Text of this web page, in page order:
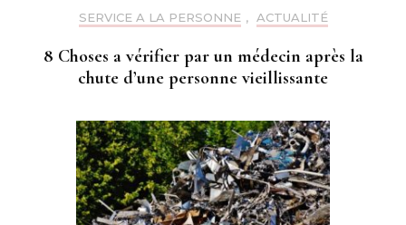
SERVICE A LA PERSONNE , ACTUALITÉ
8 Choses a vérifier par un médecin après la
chute d’une personne vieillissante